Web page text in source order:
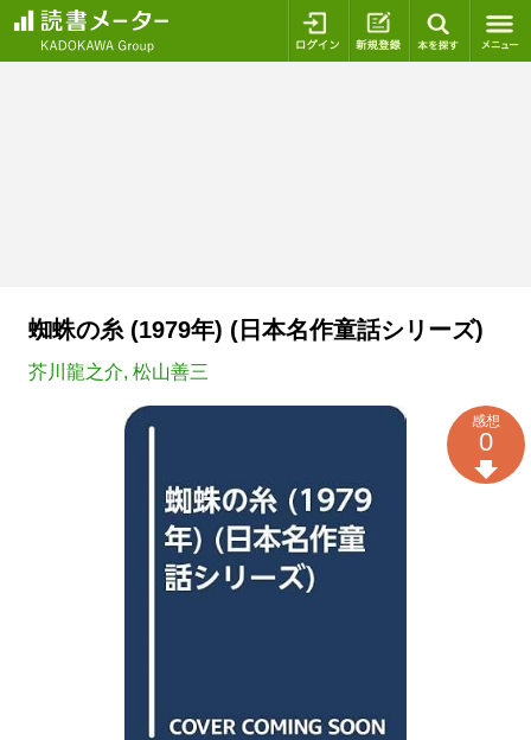
ログイン 新規登録
蜘蛛の糸 (1979年) (日本名作童話シリーズ)
芥川龍之介, 松山善三
感想
0